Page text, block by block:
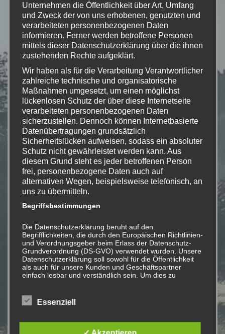
Nutzung von Informationen nach den allgemeinen
Gesetzen bleiben hiervon unberührt. Eine diesbezügliche
Haftung ist jedoch erst ab dem Zeitpunkt der Kenntnis
einer konkreten Rechtsverletzung möglich. Bei
Bekanntwerden von entsprechenden
entfernen.
Haftung für Links
Unser Angebot enthält Links zu externen Webseiten
Dritter, auf deren Inhalte wir keinen Einfluss haben.
Deshalb können wir für diese fremden Inhalte auch
keine Gewähr übernehmen. Für die Inhalte der verlinkten
Seiten ist stets der jeweilige Anbieter oder Betreiber der
Seiten verantwortlich. Die verlinkten Seiten wurden zum
Zeitpunkt der Verlinkung auf mögliche Rechtsverstöße
überprüft. Rechtswidrige Inhalte waren zum Zeitpunkt
der Verlinkung nicht erkennbar. Eine permanente
inhaltliche Kontrolle der verlinkten Seiten ist jedoch ohne
zumutbar. Bei Bekanntwerden von Rechtsverletzungen
werden wir derartige Links umgehend entfernen.
Urheberrecht
Die durch die Seitenbetreiber erstellten Inhalte und
Urheberrecht. Die Vervielfältigung, Bearbeitung,
Verbreitung und jede Art der Verwertung außerhalb der
Zustimmung des jeweiligen Autors bzw. Erstellers.
Unternehmen die Öffentlichkeit über Art, Umfang
und Zweck der von uns erhobenen, genutzten und
verarbeiteten personenbezogenen Daten
informieren. Ferner werden betroffene Personen
mittels dieser Datenschutzerklärung über die ihnen
zustehenden Rechte aufgeklärt.
Wir haben als für die Verarbeitung Verantwortlicher
zahlreiche technische und organisatorische
Maßnahmen umgesetzt, um einen möglichst
lückenlosen Schutz der über diese Internetseite
verarbeiteten personenbezogenen Daten
sicherzustellen. Dennoch können Internetbasierte
Datenübertragungen grundsätzlich
Sicherheitslücken aufweisen, sodass ein absoluter
Schutz nicht gewährleistet werden kann. Aus
diesem Grund steht es jeder betroffenen Person
frei, personenbezogene Daten auch auf
alternativen Wegen, beispielsweise telefonisch, an
uns zu übermitteln.
Begriffsbestimmungen
Die Datenschutzerklärung beruht auf den
Begrifflichkeiten, die durch den Europäischen Richtlinien-
und Verordnungsgeber beim Erlass der Datenschutz-
Grundverordnung (DS-GVO) verwendet wurden. Unsere
Datenschutzerklärung soll sowohl für die Öffentlichkeit
als auch für unsere Kunden und Geschäftspartner
einfach lesbar und verständlich sein. Um dies zu
Wir verwenden in dieser Datenschutzerklärung
Essenziell